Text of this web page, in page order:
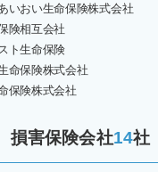
いおい生命保険株式会社
険相互会社
ト生命保険
命保険株式会社
保険株式会社
損害保険会社14社